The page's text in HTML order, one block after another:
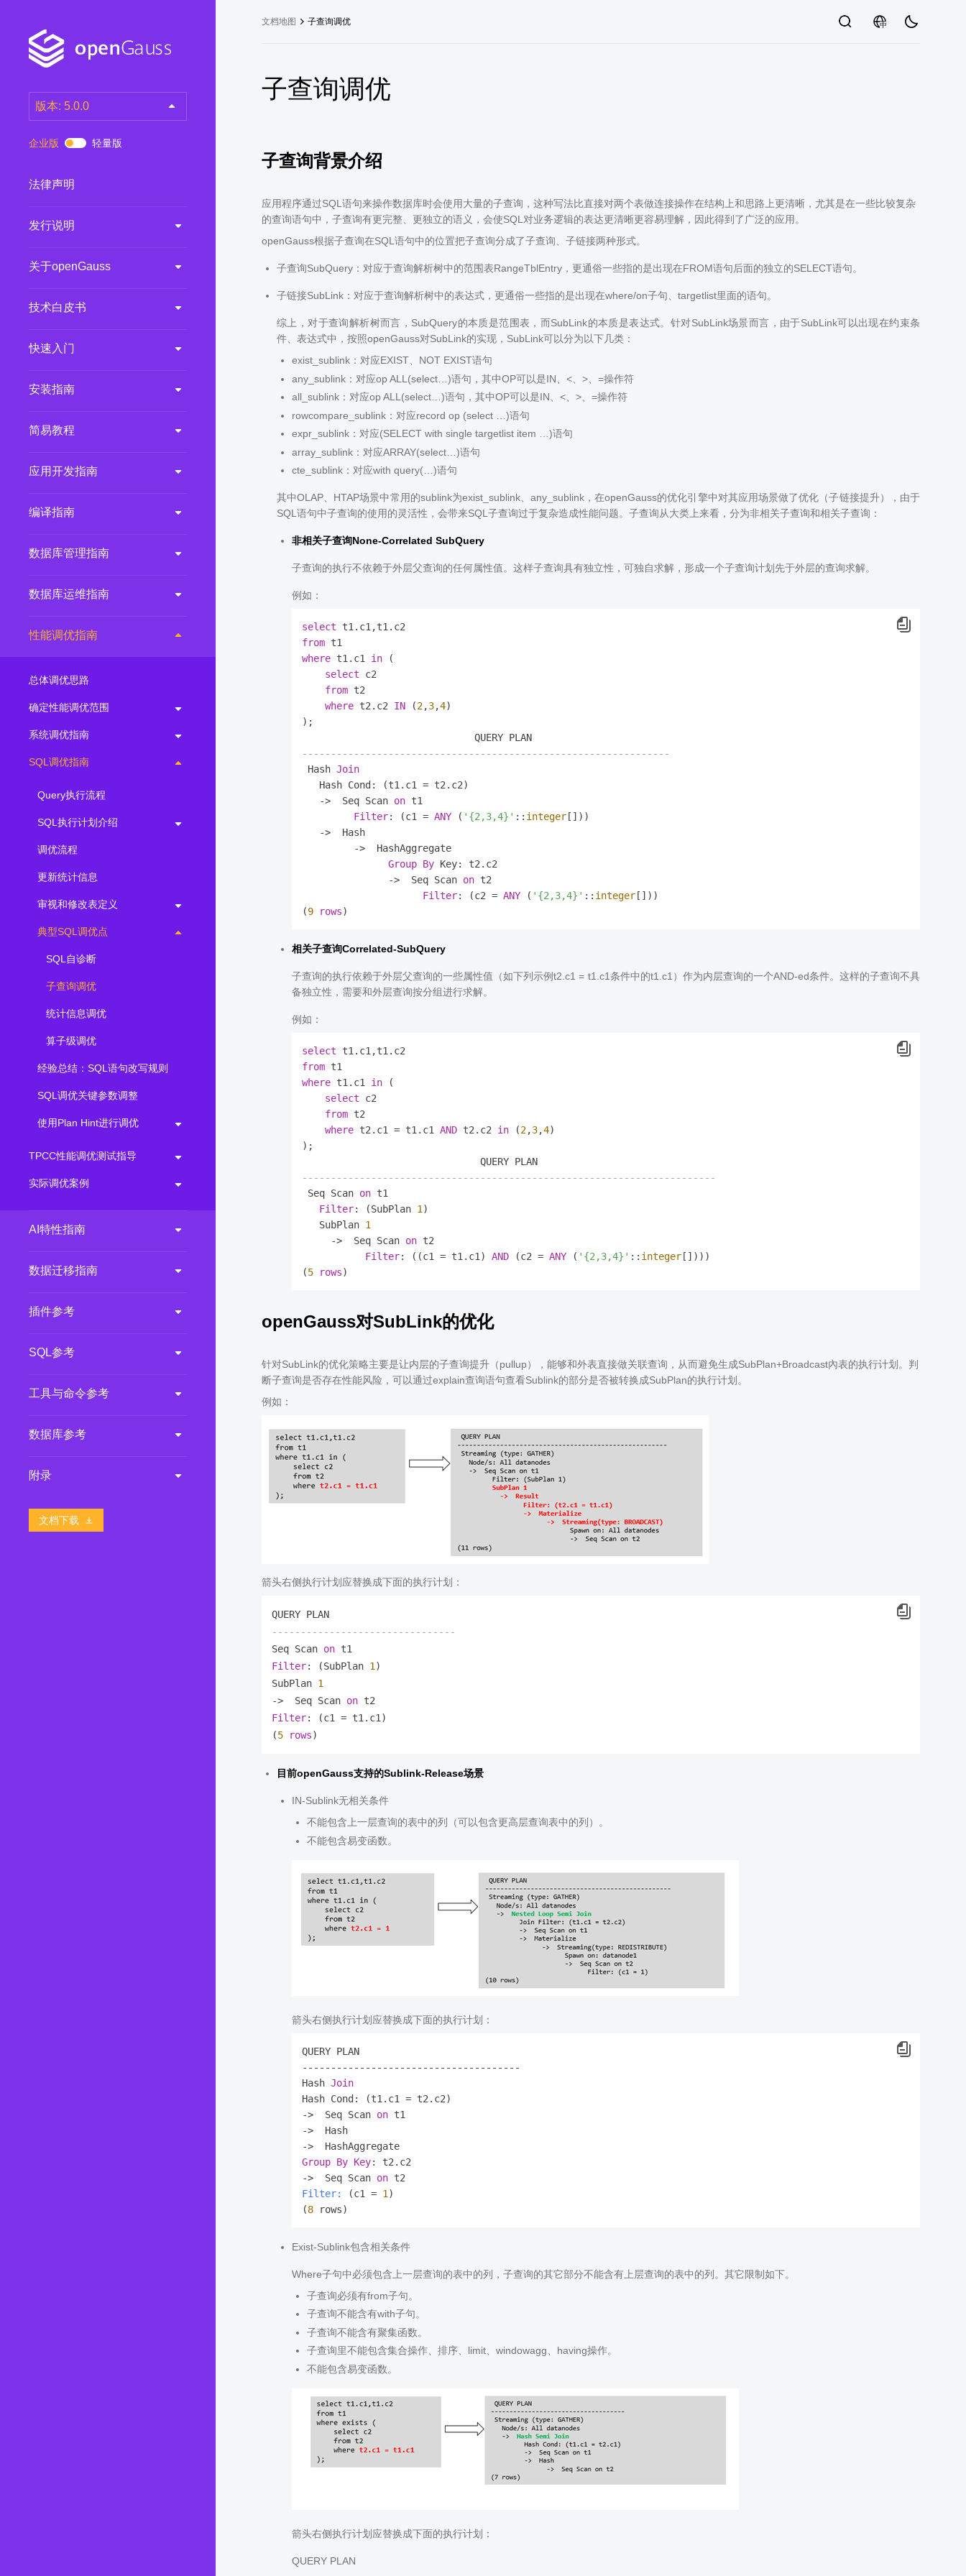
版本: 5.0.0
7.0.0-RC2
6.0.0 (LTS)
5.1.0 (Preview)
2.0.0 (LTS)
3.1.0 (EOM)
2.0.1 (EOM)
1.0.1 (EOM)
企业版 轻量版
法律声明
发行说明
关于openGauss
技术白皮书
快速入门
安装指南
简易教程
应用开发指南
编译指南
数据库管理指南
数据库运维指南
性能调优指南
总体调优思路
确定性能调优范围
系统调优指南
SQL调优指南
Query执行流程
SQL执行计划介绍
调优流程
更新统计信息
审视和修改表定义
典型SQL调优点
SQL自诊断
子查询调优
统计信息调优
算子级调优
经验总结：SQL语句改写规则
SQL调优关键参数调整
使用Plan Hint进行调优
TPCC性能调优测试指导
实际调优案例
AI特性指南
数据迁移指南
插件参考
SQL参考
工具与命令参考
数据库参考
附录
文档下载
文档地图 子查询调优 中
子查询调优
子查询背景介绍
应用程序通过SQL语句来操作数据库时会使用大量的子查询，这种写法比直接对两个表做连接操作在结构上和思路上更清晰，尤其是在一些比较复杂
的查询语句中，子查询有更完整、更独立的语义，会使SQL对业务逻辑的表达更清晰更容易理解，因此得到了广泛的应用。
openGauss根据子查询在SQL语句中的位置把子查询分成了子查询、子链接两种形式。
子查询SubQuery：对应于查询解析树中的范围表RangeTblEntry，更通俗一些指的是出现在FROM语句后面的独立的SELECT语句。
子链接SubLink：对应于查询解析树中的表达式，更通俗一些指的是出现在where/on子句、targetlist里面的语句。
综上，对于查询解析树而言，SubQuery的本质是范围表，而SubLink的本质是表达式。针对SubLink场景而言，由于SubLink可以出现在约束条
件、表达式中，按照openGauss对SubLink的实现，SubLink可以分为以下几类：
exist_sublink：对应EXIST、NOT EXIST语句
any_sublink：对应op ALL(select…)语句，其中OP可以是IN、<、>、=操作符
all_sublink：对应op ALL(select…)语句，其中OP可以是IN、<、>、=操作符
rowcompare_sublink：对应record op (select …)语句
expr_sublink：对应(SELECT with single targetlist item …)语句
array_sublink：对应ARRAY(select…)语句
cte_sublink：对应with query(…)语句
其中OLAP、HTAP场景中常用的sublink为exist_sublink、any_sublink，在openGauss的优化引擎中对其应用场景做了优化（子链接提升），由于
SQL语句中子查询的使用的灵活性，会带来SQL子查询过于复杂造成性能问题。子查询从大类上来看，分为非相关子查询和相关子查询：
非相关子查询None-Correlated SubQuery
子查询的执行不依赖于外层父查询的任何属性值。这样子查询具有独立性，可独自求解，形成一个子查询计划先于外层的查询求解。
例如：
select
from
where t1.c1 in (
select c2
from t2
where t2.c2 IN (2,3,4)
);
----------------------------------------------------------------
Hash Join
   Hash Cond: (t1.c1
= t2.c2)
->
  Seq Scan
on t1
Filter: (c1 = ANY ( '{2,3,4}' :: integer []))
->
  Hash
->
  HashAggregate
Group By Key: t2.c2
->
  Seq Scan
on t2
Filter: (c2 = ANY ( '{2,3,4}' :: integer []))
(9 rows
相关子查询Correlated-SubQuery
子查询的执行依赖于外层父查询的一些属性值（如下列示例t2.c1 = t1.c1条件中的t1.c1）作为内层查询的一个AND-ed条件。这样的子查询不具
备独立性，需要和外层查询按分组进行求解。
例如：
select
from
where t1.c1 in (
select c2
from t2
where t2.c1 = t1.c1 AND t2.c2 in (2,3,4)
);
------------------------------------------------------------------------
Seq Scan on t1
Filter: (SubPlan 1 )
   SubPlan
1
->
  Seq Scan
on t2
Filter: ((c1 = t1.c1) AND (c2 = ANY ( '{2,3,4}' :: integer [])))
(5 rows
openGauss对SubLink的优化
针对SubLink的优化策略主要是让内层的子查询提升（pullup），能够和外表直接做关联查询，从而避免生成SubPlan+Broadcast內表的执行计划。判
断子查询是否存在性能风险，可以通过explain查询语句查看Sublink的部分是否被转换成SubPlan的执行计划。
例如：
箭头右侧执行计划应替换成下面的执行计划：
--------------------------------
Seq Scan on
Filter: (SubPlan 1 )
SubPlan 1
->
  Seq Scan
on
Filter: (c1 = t1.c1)
(5 rows
目前openGauss支持的Sublink-Release场景
IN-Sublink无相关条件
不能包含上一层查询的表中的列（可以包含更高层查询表中的列）。
不能包含易变函数。
箭头右侧执行计划应替换成下面的执行计划：
QUERY PLAN
--------------------------------------
Hash Join
Hash Cond: (t1.c1 = t2.c2)
->  Seq Scan on t1
->  Hash
Group By Key: t2.c2
->  Seq Scan on
Filter:
(c1 = 1 )
(8
Exist-Sublink包含相关条件
Where子句中必须包含上一层查询的表中的列，子查询的其它部分不能含有上层查询的表中的列。其它限制如下。
子查询必须有from子句。
子查询不能含有with子句。
子查询不能含有聚集函数。
子查询里不能包含集合操作、排序、limit、windowagg、having操作。
不能包含易变函数。
箭头右侧执行计划应替换成下面的执行计划：
QUERY PLAN